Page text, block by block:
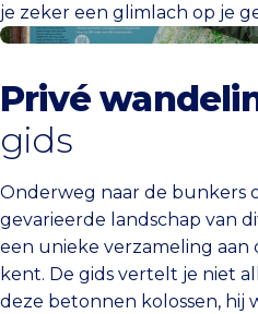
je zeker een glimlach op je
Neem contact op
Privé
gids
Onderweg naar de bunkers
gevarieerde landschap van
een unieke verzameling aan
kent. De gids vertelt je niet
deze betonnen kolossen, hij